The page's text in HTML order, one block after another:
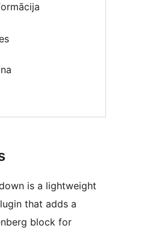
is a lightweight
that adds a
block for